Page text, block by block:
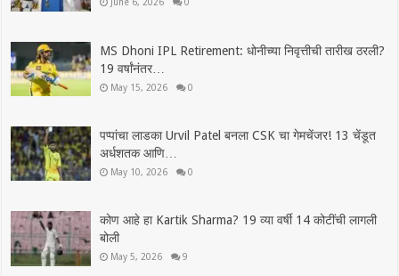
MS Dhoni IPL Retirement: धोनीच्या निवृत्तीची तारीख ठरली?
19 वर्षांनंतर…
May 15, 2026 0
पप्पांचा लाडका Urvil Patel बनला CSK चा गेमचेंजर! 13 चेंडूत
अर्धशतक आणि…
May 10, 2026 0
कोण आहे हा Kartik Sharma? 19 व्या वर्षी 14 कोटींची लागली
बोली
May 5, 2026 9